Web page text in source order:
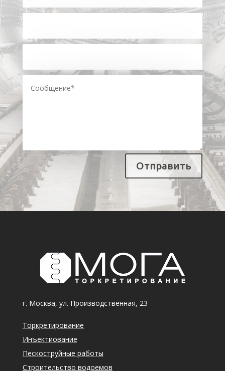
Отправить
г. Москва, ул. Производственная, 23
Торкретирование
Инъектиование
Пескоструйные работы
Строительство водоемов